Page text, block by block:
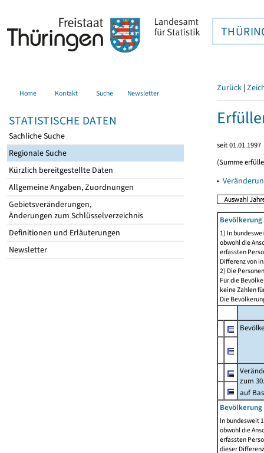
Home Kontakt Suche Newsletter
STATISTISCHE DATEN
Sachliche Suche
Regionale Suche
Kürzlich bereitgestellte Daten
Allgemeine Angaben, Zuordnungen
Gebietsveränderungen,
Änderungen zum Schlüsselverzeichnis
Definitionen und Erläuterungen
Newsletter
Zurück |
seit 01.01.1997
(Summe
▸
1) In
obwohl die
erfassten
Differenz von
2) Die
Für die
keine Zahlen
Die
zum
auf
Bevölkerung
In bundesweit
obwohl die
erfassten
dieser